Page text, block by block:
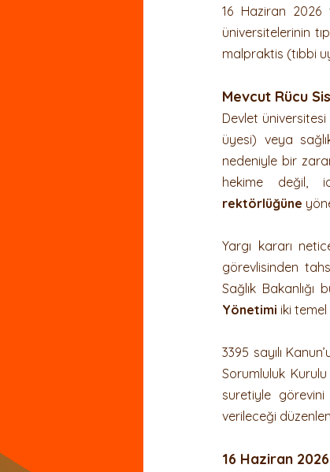
Dernek ve Vakıflar Hukuku
16 Haziran 2026
üniversitelerinin
malpraktis (tıbbi
Mevcut Rücu
Devlet
üyesi) veya
nedeniyle bir
hekime değil,
rektörlüğüne
Yargı kararı
görevlisinden
Sağlık Bakanlığı
Yönetimi iki
3395 sayılı
Sorumluluk
suretiyle görevini
verileceği
16 Haziran